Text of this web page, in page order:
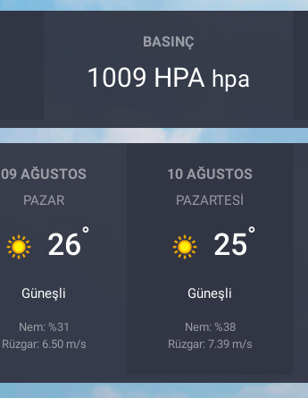
BASINÇ
1009 HPA hpa
09 AĞUSTOS
PAZAR
26°
Güneşli
Nem: %31
Rüzgar: 6.50 m/s
10 AĞUSTOS
PAZARTESI
25°
Güneşli
Nem: %38
Rüzgar: 7.39 m/s